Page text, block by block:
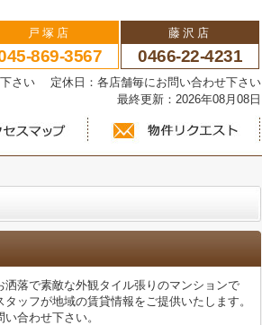
戸塚店
869-3567
藤沢店
0466-22-4231
さい 定休日：各店舗毎にお問い合わせ下さい
最終更新：2026年08月08日
落で素敵な外観タイル張りのマンションで
ッフが地域の賃貸情報をご提供いたします。
合わせ下さい。